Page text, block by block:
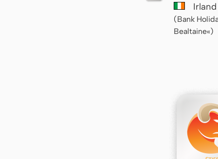
(Bank
Bealtaine«)